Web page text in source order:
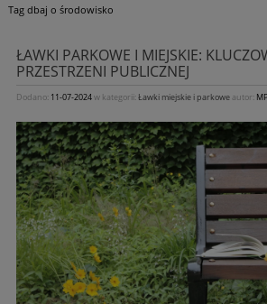
Tag dbaj o środowisko
ŁAWKI PARKOWE I MIEJSKIE:
PRZESTRZENI PUBLICZNEJ
Dodano: 11-07-2024w kategorii:Ławki miejskie i parkoweautor: MP